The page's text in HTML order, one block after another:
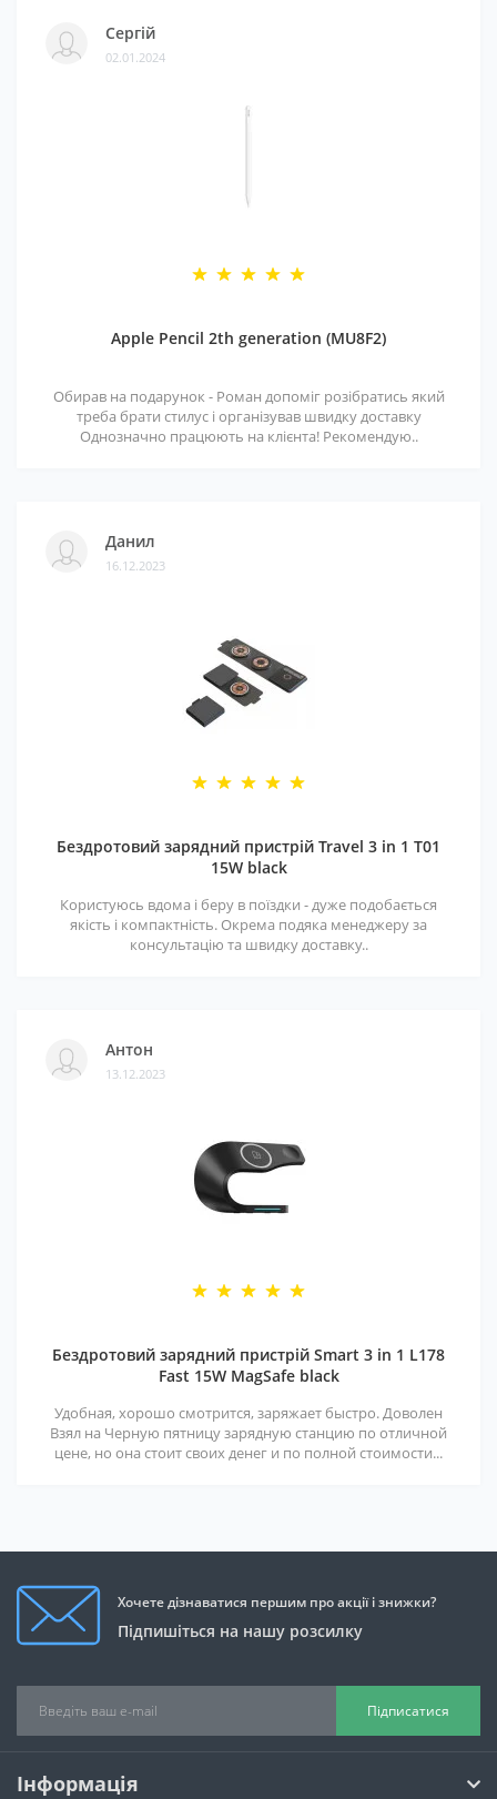
Сергій
02.01.2024
Apple Pencil 2th generation (MU8F2)
Обирав на подарунок - Роман допоміг розібратись який
треба брати стилус і організував швидку доставку
Однозначно працюють на клієнта! Рекомендую..
Данил
16.12.2023
Бездротовий зарядний пристрій Travel 3 in 1 T01
15W black
Користуюсь вдома і беру в поїздки - дуже подобається
якість і компактність. Окрема подяка менеджеру за
консультацію та швидку доставку..
Антон
13.12.2023
Бездротовий зарядний пристрій Smart 3 in 1 L178
Fast 15W MagSafe black
Удобная, хорошо смотрится, заряжает быстро. Доволен
Взял на Черную пятницу зарядную станцию по отличной
цене, но она стоит своих денег и по полной стоимости...
Хочете дізнаватися першим про акції і знижки?
Підпишіться на нашу розсилку
Підписатися
Інформація